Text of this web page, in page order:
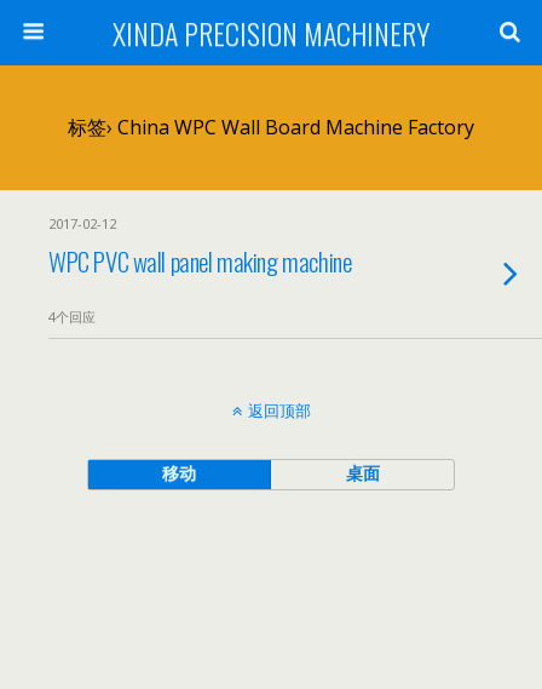
XINDA PRECISION MACHINERY
标签› China WPC Wall Board Machine Factory
2017-02-12
WPC PVC wall panel making machine
4个回应
返回顶部
移动 桌面